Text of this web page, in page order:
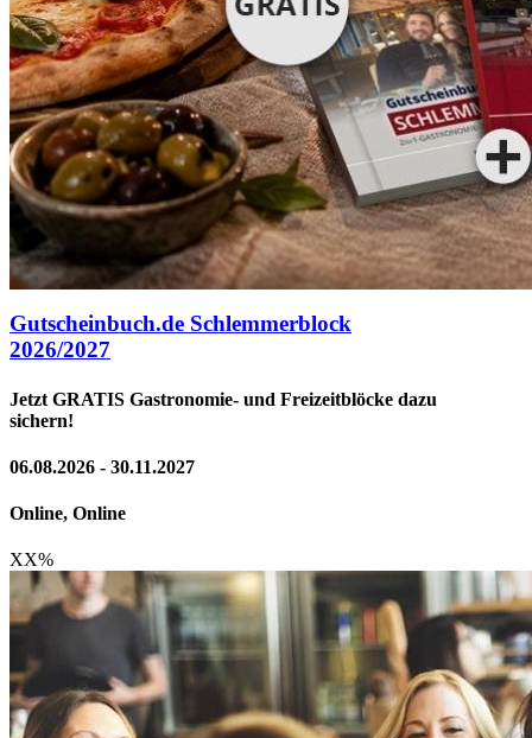
Gutscheinbuch.de Schlemmerblock
2026/2027
Jetzt GRATIS Gastronomie- und Freizeitblöcke dazu
sichern!
06.08.2026 - 30.11.2027
Online, Online
XX%